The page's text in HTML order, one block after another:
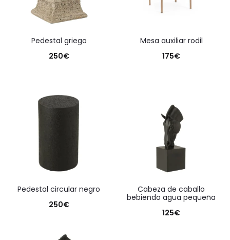
pedestal griego
250€
mesa auxiliar rodil
175€
pedestal circular negro
250€
cabeza de caballo
bebiendo agua pequeña
125€